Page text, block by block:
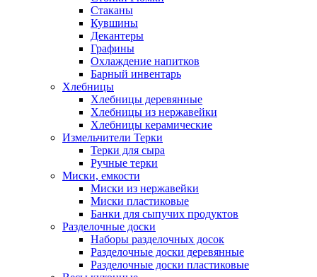
Стаканы
Кувшины
Декантеры
Графины
Охлаждение напитков
Барный инвентарь
Хлебницы
Хлебницы деревянные
Хлебницы из нержавейки
Хлебницы керамические
Измельчители Терки
Терки для сыра
Ручные терки
Миски, емкости
Миски из нержавейки
Миски пластиковые
Банки для сыпучих продуктов
Разделочные доски
Наборы разделочных досок
Разделочные доски деревянные
Разделочные доски пластиковые